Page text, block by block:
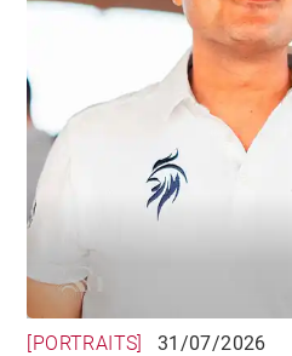
[PORTRAITS] 31/07/2026